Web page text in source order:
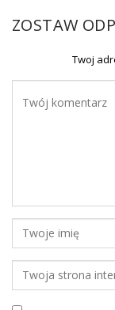
ZOSTAW
Twoj